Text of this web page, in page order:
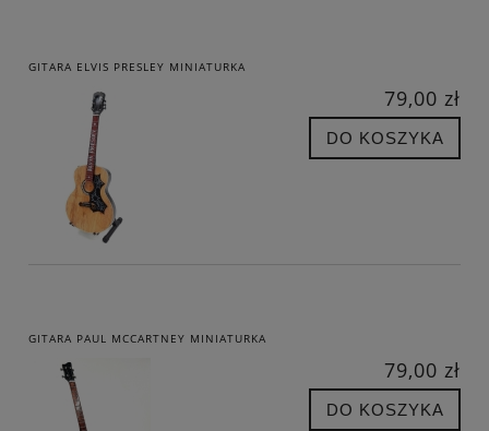
GITARA ELVIS PRESLEY MINIATURKA
79,00 zł
DO KOSZYKA
GITARA PAUL MCCARTNEY MINIATURKA
79,00 zł
DO KOSZYKA